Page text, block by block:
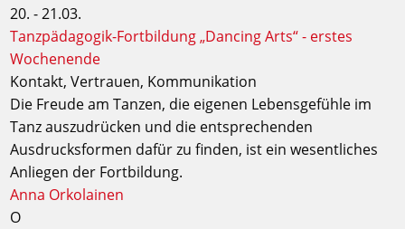
20. - 21.03.
Tanzpädagogik-Fortbildung „Dancing Arts“ - erstes
Wochenende
Kontakt, Vertrauen, Kommunikation
Die Freude am Tanzen, die eigenen Lebensgefühle im
Tanz auszudrücken und die entsprechenden
Ausdrucksformen dafür zu finden, ist ein wesentliches
Anliegen der Fortbildung.
Anna Orkolainen
O